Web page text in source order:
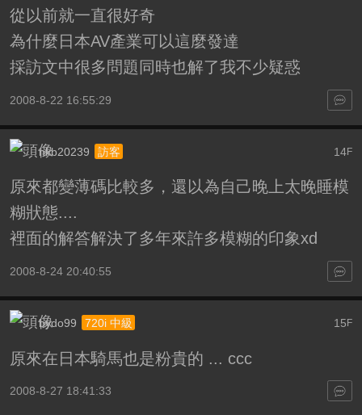
從以前就一直很好奇
為什麼日本AV產業可以這麼發達
採訪文中很多問題同時也解了我不少疑惑
2008-8-22 16:55:29
14F
nkb20239 訪客
原來都變薄碼比較多，還以為自己晚上太晚睡模
糊狀態....
裡面的解答解決了多年來許多模糊的印象xd
2008-8-24 20:40:55
15F
bydo99 720i 中級
原來在日本騎馬也是粉貴的 ... ccc
2008-8-27 18:41:33